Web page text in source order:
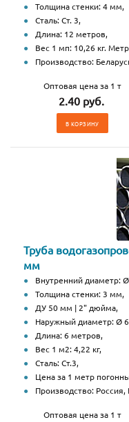
Толщина стенки: 4 мм,
Сталь: Ст. 3,
Длина: 12 метров,
Вес 1 мп: 10,26 кг.
Производство:
Оптовая цена за 1 т
2.40 руб.
В КОРЗИНУ
Труба
мм
Внутренний диаметр:
Толщина стенки: 3 мм,
ДУ 50 мм | 2" дюйма,
Наружный диаметр: Ø
Длина: 6 метров,
Вес 1 м2: 4,22 кг,
Сталь: Ст.3,
Цена за 1 метр
Производство: Россия,
Оптовая цена за 1 т